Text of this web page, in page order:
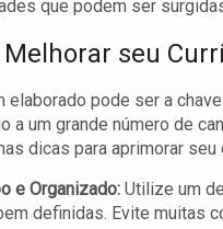
que podem ser
Melhorar seu
elaborado pode ser a
a um grande número de
dicas para aprimorar seu
e Organizado: Utilize um
definidas. Evite muitas